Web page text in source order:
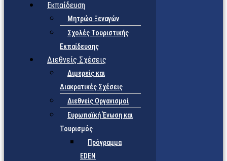
Εκπαίδευση
Μητρώο Ξεναγών
Σχολές Τουριστικής
Εκπαίδευσης
Διεθνείς Σχέσεις
Διμερείς και
Διακρατικές Σχέσεις
Διεθνείς Οργανισμοί
Ευρωπαϊκή Ένωση και
Τουρισμός
Πρόγραμμα
EDEN